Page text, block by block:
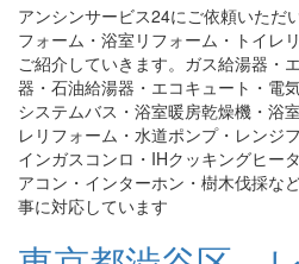
アンシンサービス24にご依頼いただ
フォーム・浴室リフォーム・トイレ
ご紹介していきます。ガス給湯器・
器・石油給湯器・エコキュート・電
システムバス・浴室暖房乾燥機・浴
レリフォーム・水道ポンプ・レンジ
インガスコンロ・IHクッキングヒー
アコン・インターホン・樹木伐採な
事に対応しています